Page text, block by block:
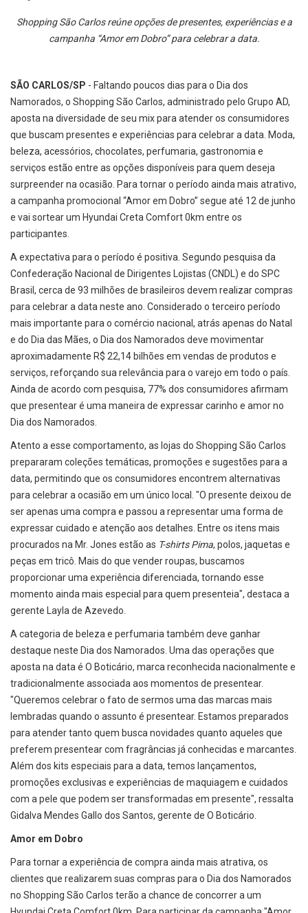
Shopping São Carlos reúne opções de presentes, experiências e a
campanha “Amor em Dobro” para celebrar a data.
SÃO CARLOS/SP - Faltando poucos dias para o Dia dos
Namorados, o Shopping São Carlos, administrado pelo Grupo AD,
aposta na diversidade de seu mix para atender os consumidores
que buscam presentes e experiências para celebrar a data. Moda,
beleza, acessórios, chocolates, perfumaria, gastronomia e
serviços estão entre as opções disponíveis para quem deseja
surpreender na ocasião. Para tornar o período ainda mais atrativo,
a campanha promocional “Amor em Dobro” segue até 12 de junho
e vai sortear um Hyundai Creta Comfort 0km entre os
participantes.
A expectativa para o período é positiva. Segundo pesquisa da
Confederação Nacional de Dirigentes Lojistas (CNDL) e do SPC
Brasil, cerca de 93 milhões de brasileiros devem realizar compras
para celebrar a data neste ano. Considerado o terceiro período
mais importante para o comércio nacional, atrás apenas do Natal
e do Dia das Mães, o Dia dos Namorados deve movimentar
aproximadamente R$ 22,14 bilhões em vendas de produtos e
serviços, reforçando sua relevância para o varejo em todo o país.
Ainda de acordo com pesquisa, 77% dos consumidores afirmam
que presentear é uma maneira de expressar carinho e amor no
Dia dos Namorados.
Atento a esse comportamento, as lojas do Shopping São Carlos
prepararam coleções temáticas, promoções e sugestões para a
data, permitindo que os consumidores encontrem alternativas
para celebrar a ocasião em um único local. "O presente deixou de
ser apenas uma compra e passou a representar uma forma de
expressar cuidado e atenção aos detalhes. Entre os itens mais
procurados na Mr. Jones estão as T-shirts Pima, polos, jaquetas e
peças em tricô. Mais do que vender roupas, buscamos
proporcionar uma experiência diferenciada, tornando esse
momento ainda mais especial para quem presenteia", destaca a
gerente Layla de Azevedo.
A categoria de beleza e perfumaria também deve ganhar
destaque neste Dia dos Namorados. Uma das operações que
aposta na data é O Boticário, marca reconhecida nacionalmente e
tradicionalmente associada aos momentos de presentear.
"Queremos celebrar o fato de sermos uma das marcas mais
lembradas quando o assunto é presentear. Estamos preparados
para atender tanto quem busca novidades quanto aqueles que
preferem presentear com fragrâncias já conhecidas e marcantes.
Além dos kits especiais para a data, temos lançamentos,
promoções exclusivas e experiências de maquiagem e cuidados
com a pele que podem ser transformadas em presente", ressalta
Gidalva Mendes Gallo dos Santos, gerente de O Boticário.
Amor em Dobro
Para tornar a experiência de compra ainda mais atrativa, os
clientes que realizarem suas compras para o Dia dos Namorados
no Shopping São Carlos terão a chance de concorrer a um